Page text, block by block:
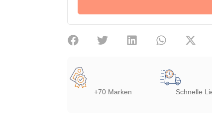
+70 Marken Schnelle